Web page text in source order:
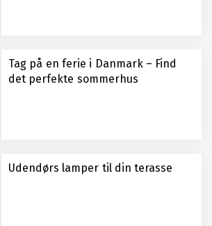
Tag på en ferie i Danmark – Find
det perfekte sommerhus
Udendørs lamper til din terasse